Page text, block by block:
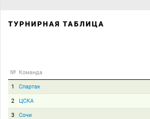
ТУРНИРНАЯ ТАБЛИЦА
№ Команда
1 Спартак
2 ЦСКА
3 Сочи